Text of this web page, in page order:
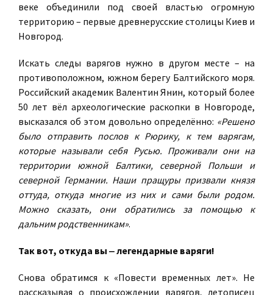
веке объединили под своей властью огромную
территорию – первые древнерусские столицы Киев и
Новгород.
Искать следы варягов нужно в другом месте – на
противоположном, южном берегу Балтийского моря.
Российский академик Валентин Янин, который более
50 лет вёл археологические раскопки в Новгороде,
высказался об этом довольно определённо: «Решено
было отправить послов к Рюрику, к тем варягам,
которые называли себя Русью. Проживали они на
территории южной Балтики, северной Польши и
северной Германии. Наши пращуры призвали князя
оттуда, откуда многие из них и сами были родом.
Можно сказать, они обратились за помощью к
дальним родственникам».
Так вот, откуда вы ‒ легендарные варяги!
Снова обратимся к «Повести временных лет». Не
рассказывая о происхождении варягов, летописец